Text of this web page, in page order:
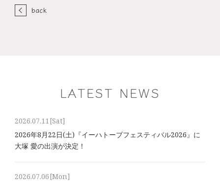
back
LATEST NEWS
2026.07.11[Sat]
2026年8⽉22⽇(土)『イーハトーブフェスティバル2026』に
大塚 愛の出演が決定！
2026.07.06[Mon]